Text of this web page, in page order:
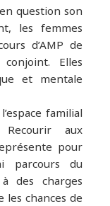
question son
les femmes
d’AMP de
Elles
et mentale
familial
aux
pour
parcours du
des charges
chances de